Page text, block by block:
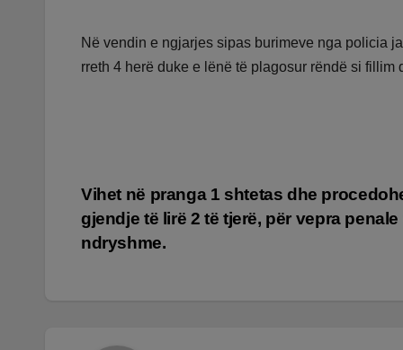
Në vendin e ngjarjes sipas burimeve nga policia
rreth 4 herë duke e lënë të plagosur rëndë si
Lëvizje
te
Vihet në pranga 1 shtetas dhe
gjendje të lirë 2 të tjerë, për vepra penale
ndryshme.